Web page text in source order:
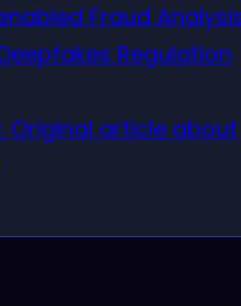
Fraud
Regulation
Original article about